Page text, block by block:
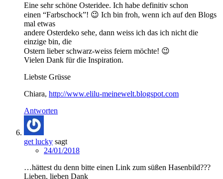
Eine sehr schöne Osteridee. Ich habe definitiv schon
einen “Farbschock”! 😉 Ich bin froh, wenn ich auf den Blogs
mal etwas
andere Osterdeko sehe, dann weiss ich das ich nicht die
einzige bin, die
Ostern lieber schwarz-weiss feiern möchte! 😉
Vielen Dank für die Inspiration.
Liebste Grüsse
Chiara, http://www.elilu-meinewelt.blogspot.com
Antworten
get lucky sagt
24/01/2018
…hättest du denn bitte einen Link zum süßen Hasenbild???
Lieben, lieben Dank